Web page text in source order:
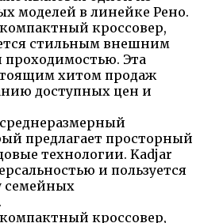
моделей в линейке Рено.
кроссовер,
стильным внешним
Эта
хитом продаж
доступных цен и
предлагает просторный
технологии. Kadjar
и пользуется
семейных
кроссовер,